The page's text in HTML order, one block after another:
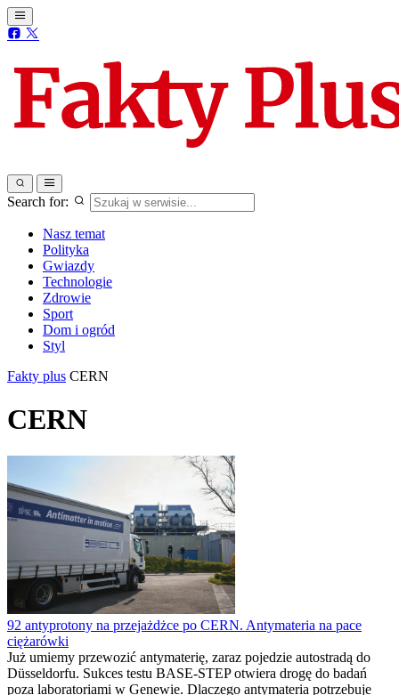
Search for:
Nasz temat
Polityka
Gwiazdy
Technologie
Zdrowie
Sport
Dom i ogród
Styl
Fakty plus CERN
CERN
92 antyprotony na przejażdżce po CERN. Antymateria na pace
ciężarówki
Już umiemy przewozić antymaterię, zaraz pojedzie autostradą do
Düsseldorfu. Sukces testu BASE-STEP otwiera drogę do badań
poza laboratoriami w Genewie. Dlaczego antymateria potrzebuje